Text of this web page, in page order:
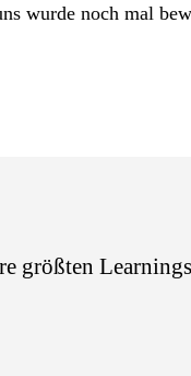
wurde noch mal
größten